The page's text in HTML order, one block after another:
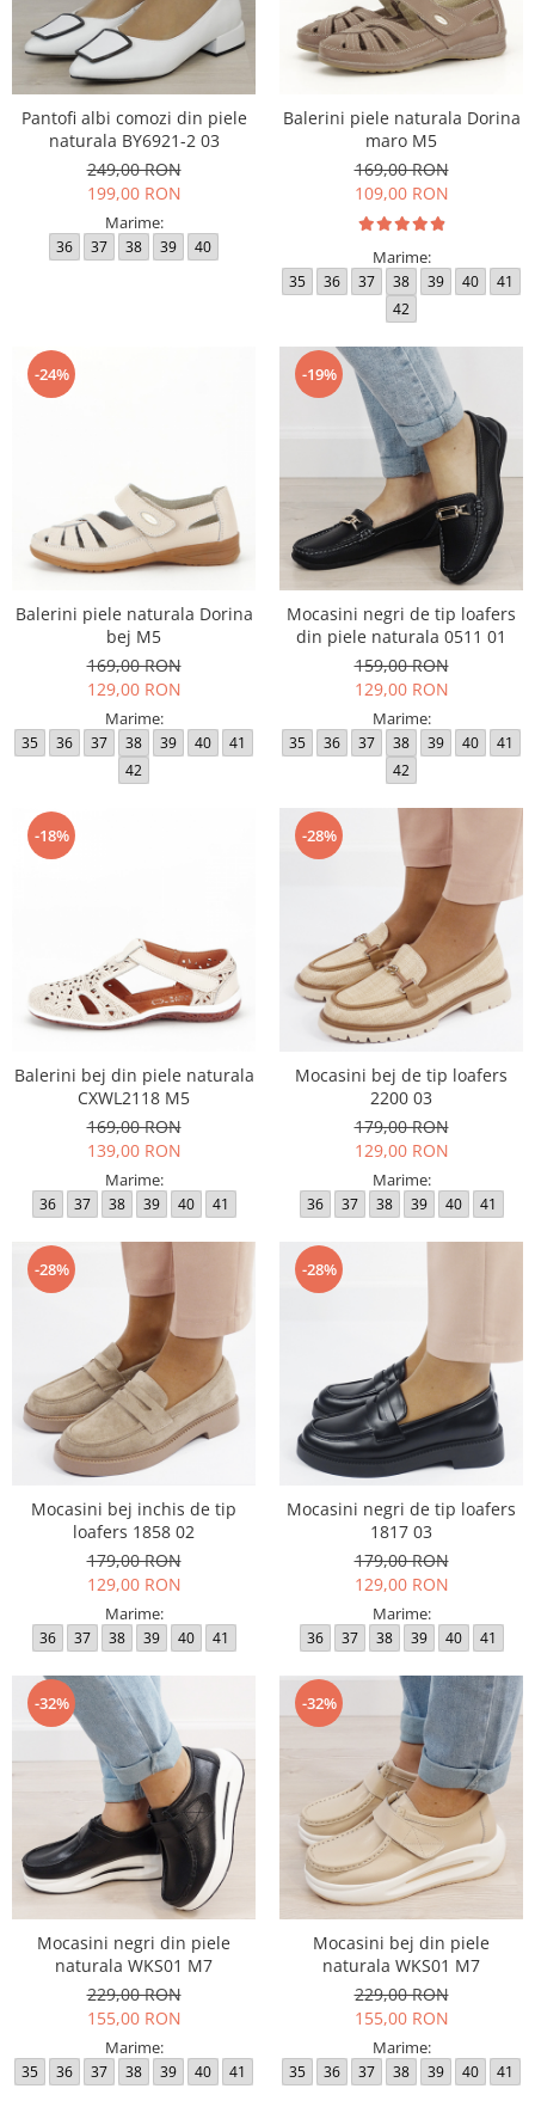
Pantofi albi comozi din piele
naturala BY6921-2 03
249,00 RON
199,00 RON
Marime:
36 37 38 39 40
Balerini piele naturala Dorina
maro M5
169,00 RON
109,00 RON
Marime:
35 36 37 38 39 40
41
42
-24%
Balerini piele naturala Dorina
bej M5
169,00 RON
129,00 RON
Marime:
35 36 37 38 39 40
41
42
-19%
Mocasini negri de tip loafers
din piele naturala 0511 01
159,00 RON
129,00 RON
Marime:
35 36 37 38 39 40
41
42
-18%
Balerini bej din piele naturala
CXWL2118 M5
169,00 RON
139,00 RON
Marime:
36 37 38 39 40 41
-28%
Mocasini bej de tip loafers
2200 03
179,00 RON
129,00 RON
Marime:
36 37 38 39 40 41
-28%
Mocasini bej inchis de tip
loafers 1858 02
179,00 RON
129,00 RON
Marime:
36 37 38 39 40 41
-28%
Mocasini negri de tip loafers
1817 03
179,00 RON
129,00 RON
Marime:
36 37 38 39 40 41
-32%
Mocasini negri din piele
naturala WKS01 M7
229,00 RON
155,00 RON
Marime:
35 36 37 38 39 40 41
-32%
Mocasini bej din piele
naturala WKS01 M7
229,00 RON
155,00 RON
Marime:
35 36 37 38 39 40 41